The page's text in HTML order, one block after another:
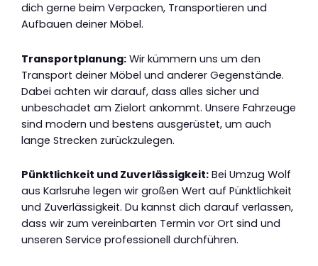
dich gerne beim Verpacken, Transportieren und
Aufbauen deiner Möbel.
Transportplanung: Wir kümmern uns um den
Transport deiner Möbel und anderer Gegenstände.
Dabei achten wir darauf, dass alles sicher und
unbeschadet am Zielort ankommt. Unsere Fahrzeuge
sind modern und bestens ausgerüstet, um auch
lange Strecken zurückzulegen.
Pünktlichkeit und Zuverlässigkeit: Bei Umzug Wolf
aus Karlsruhe legen wir großen Wert auf Pünktlichkeit
und Zuverlässigkeit. Du kannst dich darauf verlassen,
dass wir zum vereinbarten Termin vor Ort sind und
unseren Service professionell durchführen.